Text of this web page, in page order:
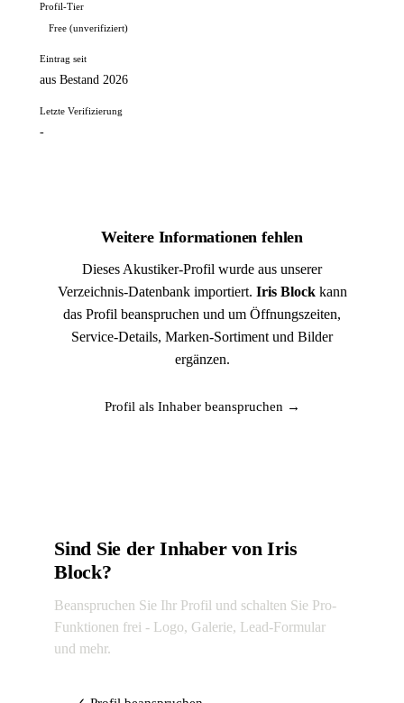
Profil-Tier
Free (unverifiziert)
Eintrag seit
aus Bestand 2026
Letzte Verifizierung
-
Weitere Informationen fehlen
Dieses Akustiker-Profil wurde aus unserer
Verzeichnis-Datenbank importiert. Iris Blockkann
das Profil beanspruchen und um Öffnungszeiten,
Service-Details, Marken-Sortiment und Bilder
ergänzen.
Profil als Inhaber beanspruchen →
Sind Sie der Inhaber von Iris
Block?
Beanspruchen Sie Ihr Profil und schalten Sie Pro-
Funktionen frei - Logo, Galerie, Lead-Formular
und mehr.